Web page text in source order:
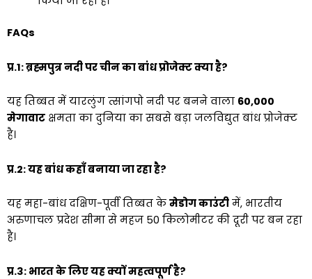
FAQs
प्र.1: ब्रह्मपुत्र नदी पर चीन का बांध प्रोजेक्ट क्या है?
यह तिब्बत में यारलुंग त्सांगपो नदी पर बनने वाला 60,000
मेगावाट क्षमता का दुनिया का सबसे बड़ा जलविद्युत बांध प्रोजेक्ट
है।
प्र.2: यह बांध कहाँ बनाया जा रहा है?
यह महा-बांध दक्षिण-पूर्वी तिब्बत के मेडोग काउंटी में, भारतीय
अरुणाचल प्रदेश सीमा से महज 50 किलोमीटर की दूरी पर बन रहा
है।
प्र.3: भारत के लिए यह क्यों महत्वपूर्ण है?